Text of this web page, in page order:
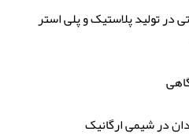
در تولید پلاستیک و پلی استر
در شیمی ارگانیک